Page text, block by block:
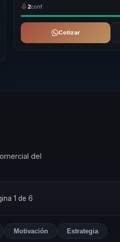
2conf.
Cotizar
del
1 de 6
Motivación Estrategia